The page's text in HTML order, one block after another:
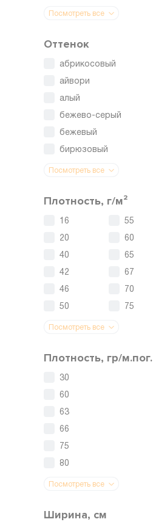
Посмотреть все
Оттенок
абрикосовый
айвори
алый
бежево-серый
бежевый
бирюзовый
Посмотреть все
Плотность, г/м²
16
20
40
42
46
50
55
60
65
67
70
75
Посмотреть все
Плотность, гр/м.пог.
30
60
63
66
75
80
Посмотреть все
Ширина, см